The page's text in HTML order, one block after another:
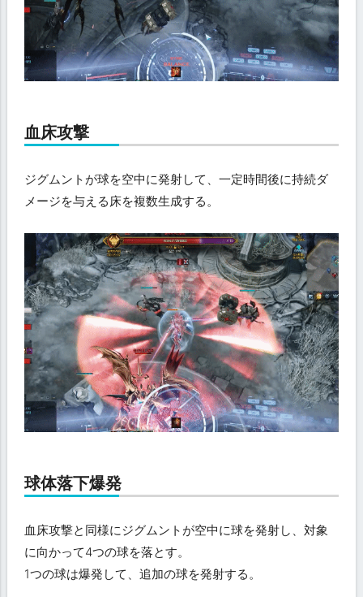
血床攻撃
ジグムントが球を空中に発射して、一定時間後に持続ダ
メージを与える床を複数生成する。
球体落下爆発
血床攻撃と同様にジグムントが空中に球を発射し、対象
に向かって4つの球を落とす。
1つの球は爆発して、追加の球を発射する。